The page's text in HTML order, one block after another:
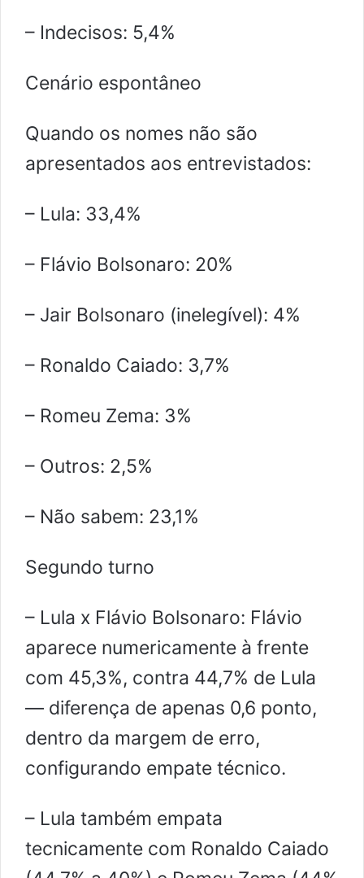
– Indecisos: 5,4%
Cenário espontâneo
Quando os nomes não são
apresentados aos entrevistados:
– Lula: 33,4%
– Flávio Bolsonaro: 20%
– Jair Bolsonaro (inelegível): 4%
– Ronaldo Caiado: 3,7%
– Romeu Zema: 3%
– Outros: 2,5%
– Não sabem: 23,1%
Segundo turno
– Lula x Flávio Bolsonaro: Flávio
aparece numericamente à frente
com 45,3%, contra 44,7% de Lula
— diferença de apenas 0,6 ponto,
dentro da margem de erro,
configurando empate técnico.
– Lula também empata
tecnicamente com Ronaldo Caiado